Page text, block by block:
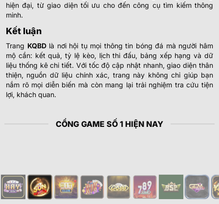
hiện đại, từ giao diện tối ưu cho đến công cụ tìm kiếm thông
minh.
Kết luận
Trang KQBDlà nơi hội tụ mọi thông tin bóng đá mà người hâm
mộ cần: kết quả, tỷ lệ kèo, lịch thi đấu, bảng xếp hạng và dữ
liệu thống kê chi tiết. Với tốc độ cập nhật nhanh, giao diện thân
thiện, nguồn dữ liệu chính xác, trang này không chỉ giúp bạn
nắm rõ mọi diễn biến mà còn mang lại trải nghiệm tra cứu tiện
lợi, khách quan.
CỔNG GAME SỐ 1 HIỆN NAY